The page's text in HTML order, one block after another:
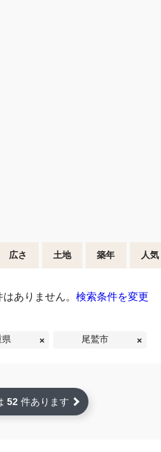
広さ 土地 築年 人気
ありません。 検索条件を変更
県 尾鷲市
52 件あります